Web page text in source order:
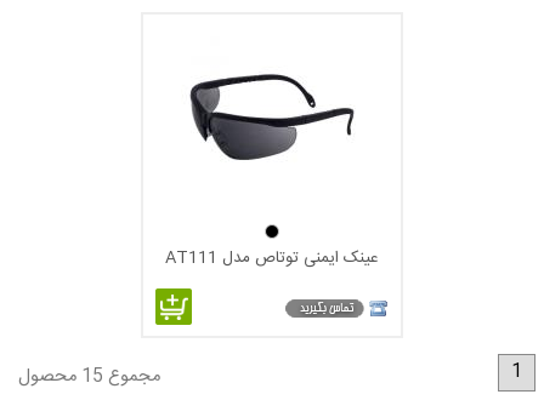
عینک ایمنی توتاص مدل AT111
1 مجموع 15 محصول